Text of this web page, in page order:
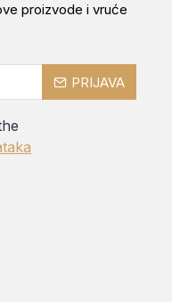
proizvode i vruće
PRIJAVA